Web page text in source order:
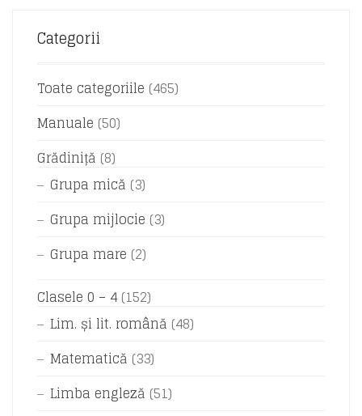
Categorii
Toate categoriile (465)
Manuale (50)
Grădiniță (8)
Grupa mică (3)
Grupa mijlocie (3)
Grupa mare (2)
Clasele 0 – 4 (152)
Lim. și lit. română (48)
Matematică (33)
Limba engleză (51)